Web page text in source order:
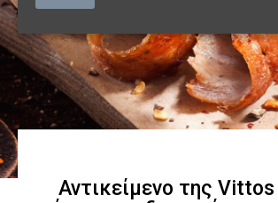
Παράγουμε
εξαιρετικής
ποιότητας
Αντικείμενο της